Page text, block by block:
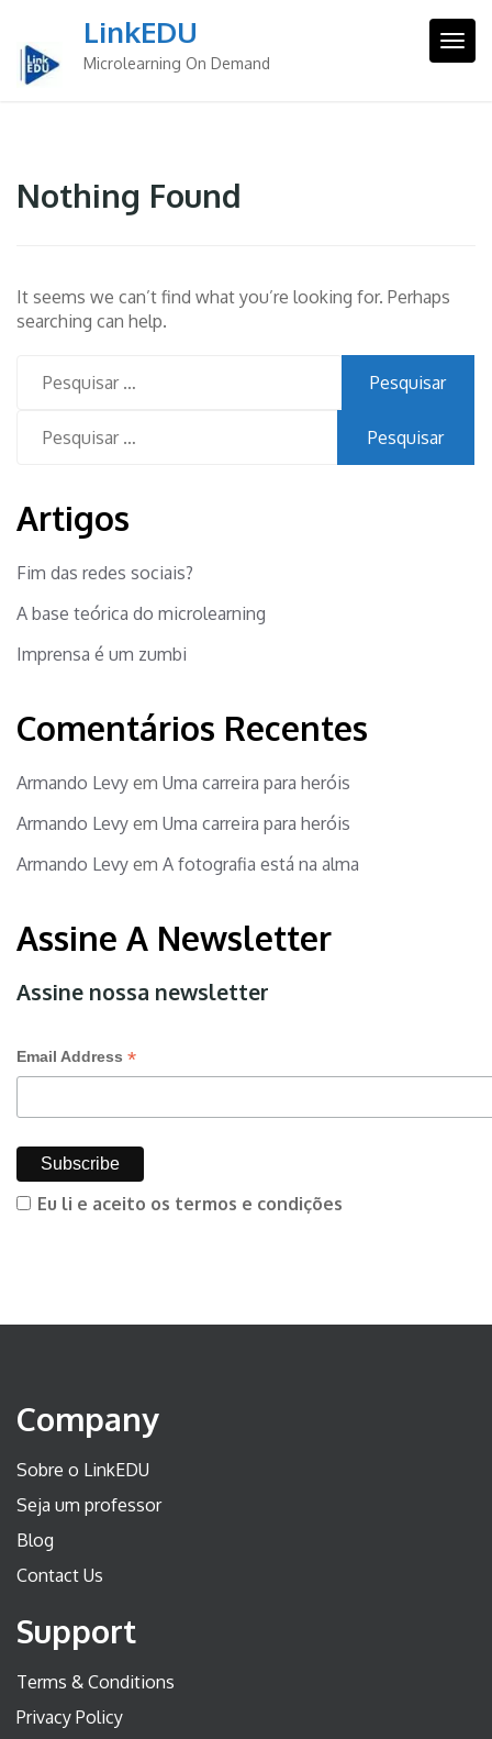
content
LinkEDU
Microlearning On Demand
Nothing Found
It seems we can’t find what you’re looking for. Perhaps
searching can help.
por:
por:
Artigos
Fim das redes sociais?
A base teórica do microlearning
Imprensa é um zumbi
Comentários Recentes
Armando Levy em Uma carreira para heróis
Armando Levy em Uma carreira para heróis
Armando Levy em A fotografia está na alma
Assine A Newsletter
Assine nossa newsletter
Email Address *
Eu li e aceito os termos e condições
Company
Sobre o LinkEDU
Seja um professor
Blog
Contact Us
Support
Terms & Conditions
Privacy Policy